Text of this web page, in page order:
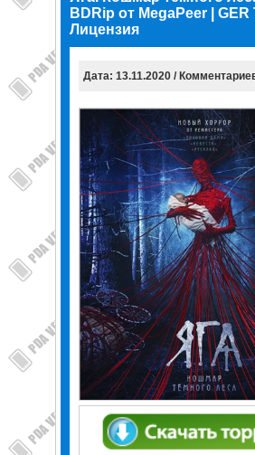
BDRip от MegaPeer | GER
Лицензия
Дата: 13.11.2020 /